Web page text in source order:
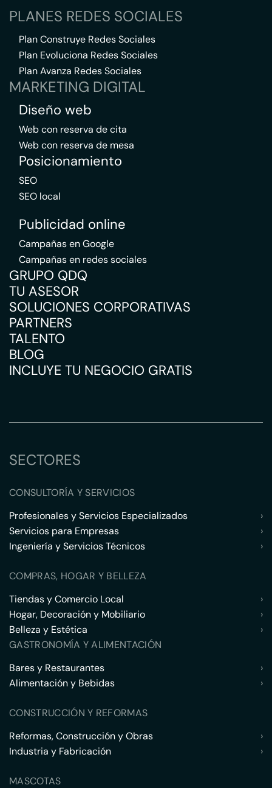
PLANES REDES SOCIALES
Plan Construye Redes Sociales
Plan Evoluciona Redes Sociales
Plan Avanza Redes Sociales
MARKETING DIGITAL
Diseño web
Web con reserva de cita
Web con reserva de mesa
Posicionamiento
SEO
SEO local
Publicidad online
Campañas en Google
Campañas en redes sociales
GRUPO QDQ
TU ASESOR
SOLUCIONES CORPORATIVAS
PARTNERS
TALENTO
BLOG
INCLUYE TU NEGOCIO GRATIS
SECTORES
CONSULTORÍA Y SERVICIOS
Profesionales y Servicios Especializados
›
Servicios para Empresas
›
Ingeniería y Servicios Técnicos
›
COMPRAS, HOGAR Y BELLEZA
Tiendas y Comercio Local
›
Hogar, Decoración y Mobiliario
›
Belleza y Estética
›
GASTRONOMÍA Y ALIMENTACIÓN
Bares y Restaurantes
›
Alimentación y Bebidas
›
CONSTRUCCIÓN Y REFORMAS
Reformas, Construcción y Obras
›
Industria y Fabricación
›
MASCOTAS